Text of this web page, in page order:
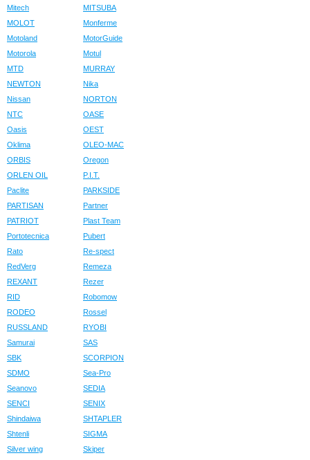
Mitech
MITSUBA
MOLOT
Monferme
Motoland
MotorGuide
Motorola
Motul
MTD
MURRAY
NEWTON
Nika
Nissan
NORTON
NTC
OASE
Oasis
OEST
Oklima
OLEO-MAC
ORBIS
Oregon
ORLEN OIL
P.I.T.
Paclite
PARKSIDE
PARTISAN
Partner
PATRIOT
Plast Team
Portotecnica
Pubert
Rato
Re-spect
RedVerg
Remeza
REXANT
Rezer
RID
Robomow
RODEO
Rossel
RUSSLAND
RYOBI
Samurai
SAS
SBK
SCORPION
SDMO
Sea-Pro
Seanovo
SEDIA
SENCI
SENIX
Shindaiwa
SHTAPLER
Shtenli
SIGMA
Silver wing
Skiper